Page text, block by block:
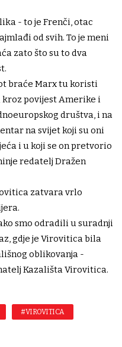
- to je Frenči, otac
od svih. To je meni
zato što su to dva
braće Marx tu koristi
kroz povijest Amerike i
društva, i na
na svijet koji su oni
i u koji se on pretvorio
redatelj Dražen
zatvara vrlo
smo odradili u suradnji
gdje je Virovitica bila
oblikovanja -
Kazališta Virovitica.
#VIROVITICA